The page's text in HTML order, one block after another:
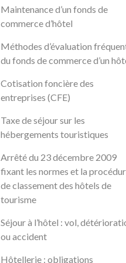
Maintenance d’un fonds de
commerce d’hôtel
Méthodes d’évaluation
du fonds de commerce d’un
Cotisation foncière des
entreprises (CFE)
Taxe de séjour sur les
hébergements touristiques
Arrêté du 23 décembre 2009
fixant les normes et la
de classement des hôtels de
tourisme
Séjour à l’hôtel : vol,
ou accident
Hôtellerie : obligations